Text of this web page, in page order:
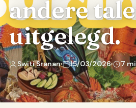
andere
uitgelegd.
Switi Sranan 15/03/2026 7